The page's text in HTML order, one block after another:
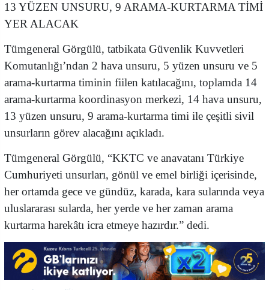
13 YÜZEN UNSURU, 9 ARAMA-KURTARMA TİMİ
YER ALACAK
Tümgeneral Görgülü, tatbikata Güvenlik Kuvvetleri
Komutanlığı’ndan 2 hava unsuru, 5 yüzen unsuru ve 5
arama-kurtarma timinin fiilen katılacağını, toplamda 14
arama-kurtarma koordinasyon merkezi, 14 hava unsuru,
13 yüzen unsuru, 9 arama-kurtarma timi ile çeşitli sivil
unsurların görev alacağını açıkladı.
Tümgeneral Görgülü, “KKTC ve anavatanı Türkiye
Cumhuriyeti unsurları, gönül ve emel birliği içerisinde,
her ortamda gece ve gündüz, karada, kara sularında veya
uluslararası sularda, her yerde ve her zaman arama
kurtarma harekâtı icra etmeye hazırdır.” dedi.